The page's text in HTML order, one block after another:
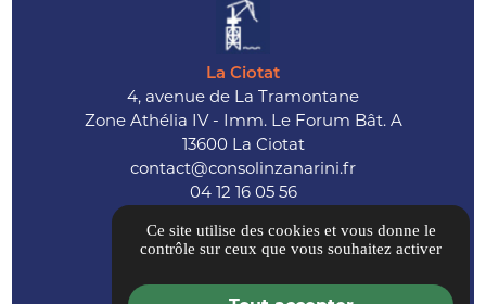
La Ciotat
4, avenue de La Tramontane
Zone Athélia IV - Imm. Le Forum Bât. A
13600 La Ciotat
contact@consolinzanarini.fr
04 12 16 05 56
Ce site utilise des cookies et vous donne le
contrôle sur ceux que vous souhaitez activer